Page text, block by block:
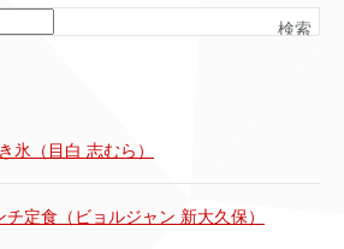
検索
氷（目白 志むら）
定食（ビョルジャン 新大久保）